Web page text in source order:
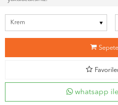
b
d
whatsapp